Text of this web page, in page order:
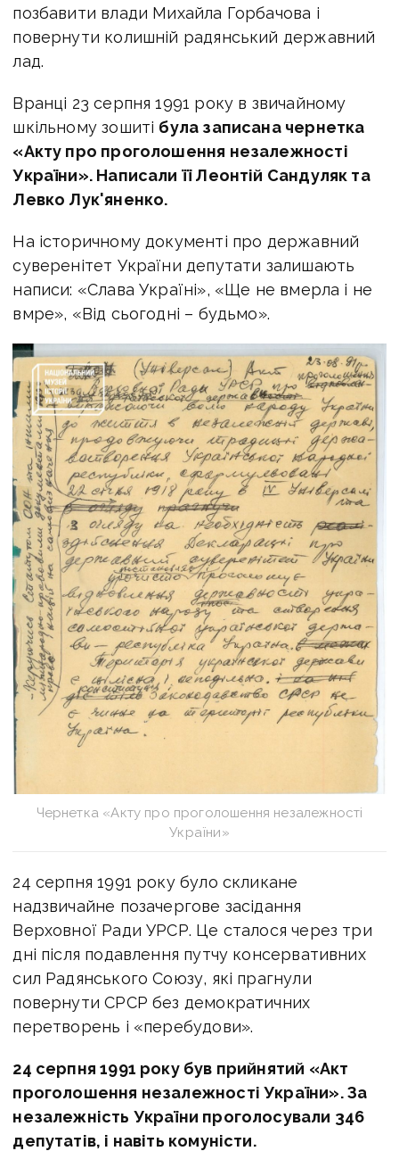
позбавити влади Михайла Горбачова і
повернути колишній радянський державний
лад.
Вранці 23 серпня 1991 року в звичайному
шкільному зошиті була записана чернетка
«Акту про проголошення незалежності
України». Написали її Леонтій Сандуляк та
Левко Лук'яненко.
На історичному документі про державний
суверенітет України депутати залишають
написи: «Слава Україні», «Ще не вмерла і не
вмре», «Від сьогодні – будьмо».
Чернетка «Акту про проголошення незалежності
України»
24 серпня 1991 року було скликане
надзвичайне позачергове засідання
Верховної Ради УРСР. Це сталося через три
дні після подавлення путчу консервативних
сил Радянського Союзу, які прагнули
повернути СРСР без демократичних
перетворень і «перебудови».
24 серпня 1991 року був прийнятий «Акт
проголошення незалежності України». За
незалежність України проголосували 346
депутатів, і навіть комуністи.